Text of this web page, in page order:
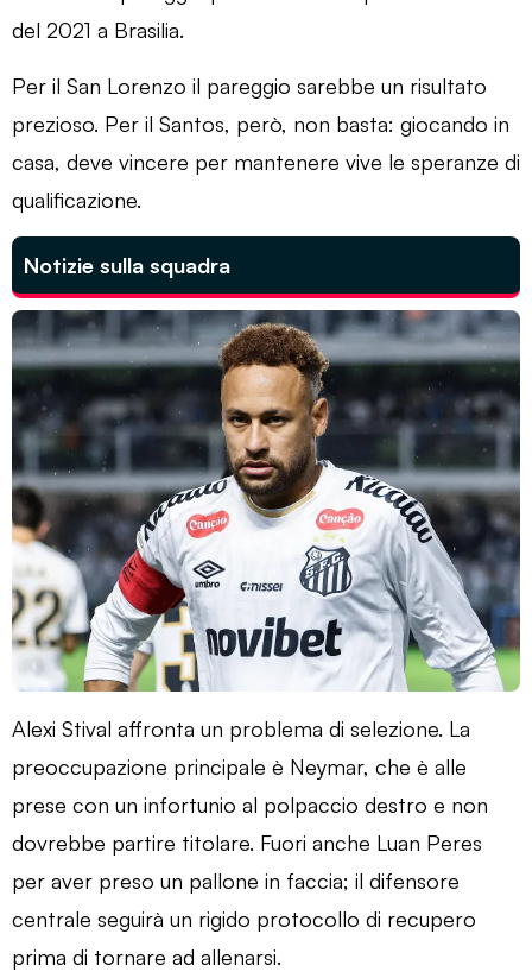
del 2021 a Brasilia.
Per il San Lorenzo il pareggio sarebbe un risultato
prezioso. Per il Santos, però, non basta: giocando in
casa, deve vincere per mantenere vive le speranze di
qualificazione.
Notizie sulla squadra
Alexi Stival affronta un problema di selezione. La
preoccupazione principale è Neymar, che è alle
prese con un infortunio al polpaccio destro e non
dovrebbe partire titolare. Fuori anche Luan Peres
per aver preso un pallone in faccia; il difensore
centrale seguirà un rigido protocollo di recupero
prima di tornare ad allenarsi.